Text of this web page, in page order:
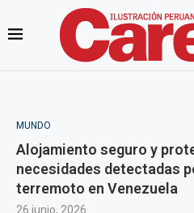
MUNDO
Alojamiento seguro y
necesidades detectadas
terremoto en Venezuela
26 junio, 2026